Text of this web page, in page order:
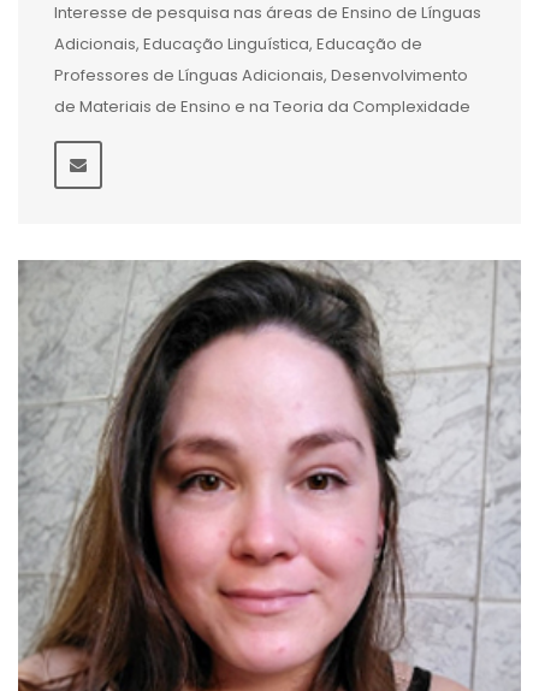
Interesse de pesquisa nas áreas de Ensino de Línguas
Adicionais, Educação Linguística, Educação de
Professores de Línguas Adicionais, Desenvolvimento
de Materiais de Ensino e na Teoria da Complexidade